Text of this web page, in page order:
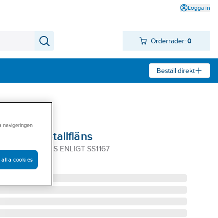
Logga in
Orderrader: 0
Beställ direkt
A, metallfläns
METALLFLÄNS ENLIGT SS1167
navigeringen
alla cookies